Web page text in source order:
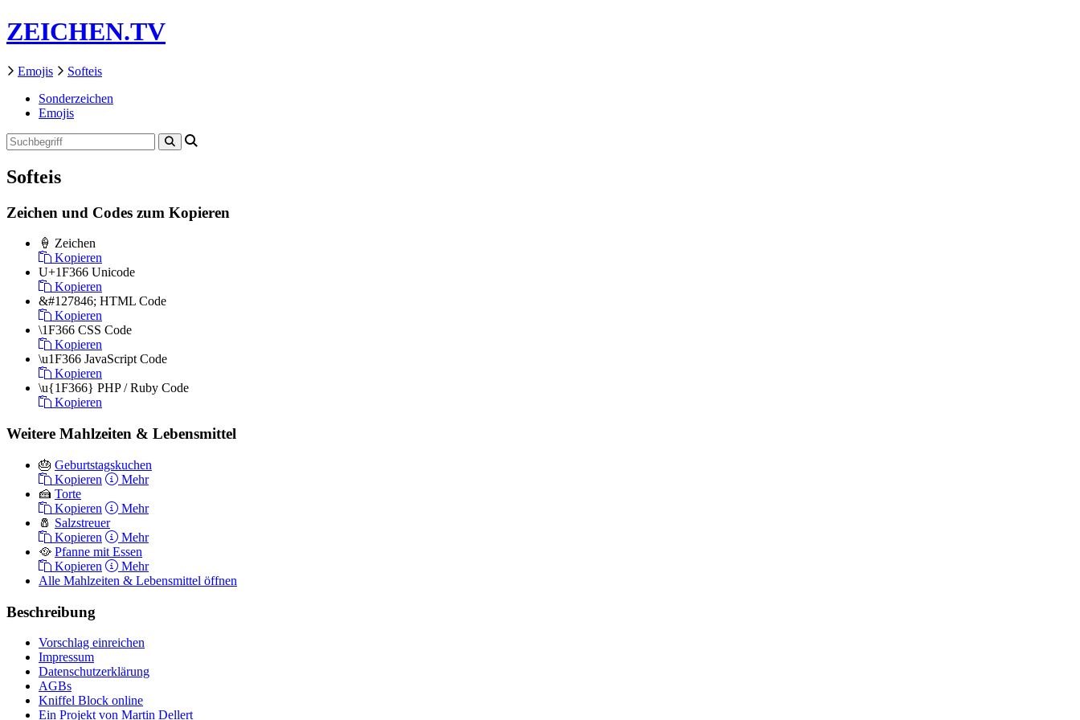
ZEICHEN.TV
Emojis
Softeis
Sonderzeichen
Emojis
Softeis
Zeichen und Codes zum Kopieren
🍦 Zeichen
Kopieren
U+1F366 Unicode
Kopieren
&#127846; HTML Code
Kopieren
\1F366 CSS Code
Kopieren
\u1F366 JavaScript Code
Kopieren
\u{1F366} PHP / Ruby Code
Kopieren
Weitere Mahlzeiten & Lebensmittel
🎂 Geburtstagskuchen
Kopieren
Mehr
🍰 Torte
Kopieren
Mehr
🧂 Salzstreuer
Kopieren
Mehr
🥘 Pfanne mit Essen
Kopieren
Mehr
Alle Mahlzeiten & Lebensmittel öffnen
Beschreibung
Vorschlag einreichen
Impressum
Datenschutzerklärung
AGBs
Kniffel Block online
Ein Projekt von Martin Dellert